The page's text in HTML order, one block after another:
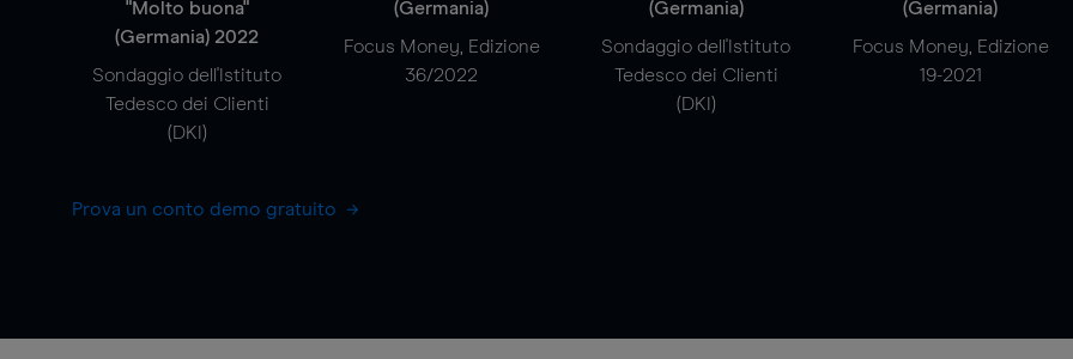
"Molto buona"
(Germania) 2022
Sondaggio dell'Istituto
Tedesco dei Clienti
(DKI)
(Germania)
Focus Money, Edizione
36/2022
(Germania)
Sondaggio dell'Istituto
Tedesco dei Clienti
(DKI)
(Germania)
Focus Money, Edizione
19-2021
Prova un conto demo gratuito